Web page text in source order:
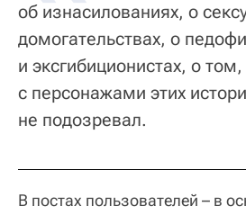
об изнасилованиях, о
домогательствах, о
и эксгибиционистах, о
с персонажами этих
не подозревал.
В постах пользователей – в